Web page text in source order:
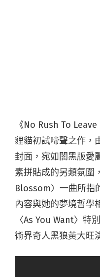
《No Rush To
貍貓初試啼聲之作，
封面，宛如闇黑版愛
素拼貼成的另類氛圍
Blossom〉一曲所指
內容與她的夢境哲學
〈As You Want〉特
術界奇人黑狼黃大旺